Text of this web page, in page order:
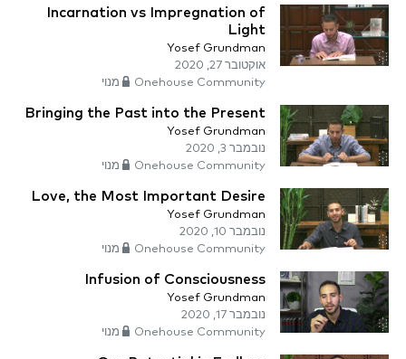
Incarnation vs Impregnation of
Light
Yosef Grundman
אוקטובר 27, 2020
Onehouse Community מנוי
Bringing the Past into the Present
Yosef Grundman
נובמבר 3, 2020
Onehouse Community מנוי
Love, the Most Important Desire
Yosef Grundman
נובמבר 10, 2020
Onehouse Community מנוי
Infusion of Consciousness
Yosef Grundman
נובמבר 17, 2020
Onehouse Community מנוי